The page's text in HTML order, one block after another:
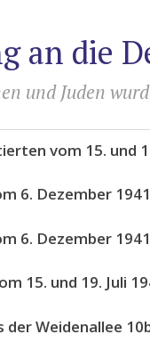
an die
und Juden
vom 15. und
6. Dezember
6. Dezember
15. und 19. Juli
der Weidenallee